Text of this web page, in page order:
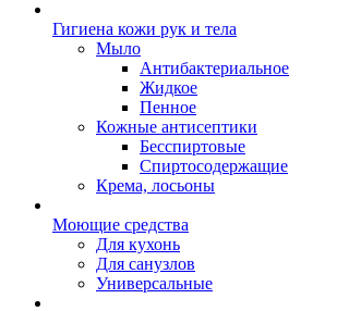
Гигиена кожи рук и тела
Мыло
Антибактериальное
Жидкое
Пенное
Кожные антисептики
Бесспиртовые
Cпиртосодержащие
Крема, лосьоны
Моющие средства
Для кухонь
Для санузлов
Универсальные